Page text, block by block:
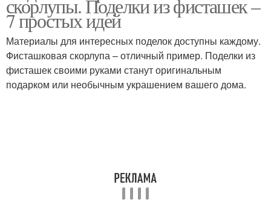
Елка из фисташек Подвеска из фисташек
скорлупы. Поделки из фисташек –
7 простых идей
Материалы для интересных поделок доступны каждому.
Фисташковая скорлупа – отличный пример. Поделки из
фисташек своими руками станут оригинальным
подарком или необычным украшением вашего дома.